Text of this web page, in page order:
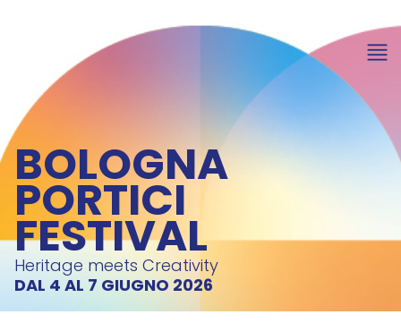
BOLOGNA
PORTICI
FESTIVAL
Heritage meets Creativity
DAL 4 AL 7 GIUGNO 2026